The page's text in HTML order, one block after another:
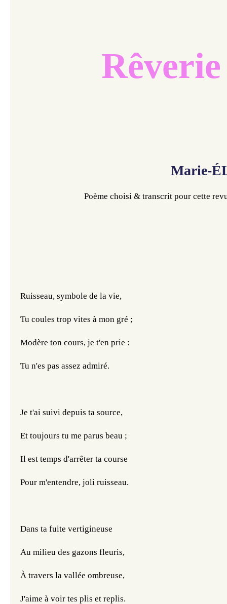
Rêverie
Marie-
Poème choisi & transcrit pour cette
Ruisseau, symbole de la vie,
Tu coules trop vites à mon gré ;
Modère ton cours, je t'en prie :
Tu n'es pas assez admiré.
Je t'ai suivi depuis ta source,
Et toujours tu me parus beau ;
Il est temps d'arrêter ta course
Pour m'entendre, joli ruisseau.
Dans ta fuite vertigineuse
Au milieu des gazons fleuris,
À travers la vallée ombreuse,
J'aime à voir tes plis et replis.